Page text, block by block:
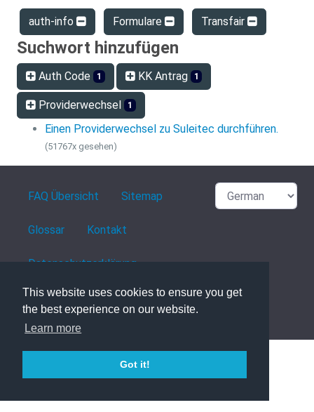
This website uses cookies to ensure you get
the best experience on our website.
Learn more
Got it!
auth-info Formulare Transfair
Suchwort hinzufügen
Auth Code 1 KK Antrag 1
Providerwechsel 1
Einen Providerwechsel zu Suleitec durchführen.
(51767x gesehen)
FAQ Übersicht Sitemap
Glossar Kontakt
Datenschutzerklärung